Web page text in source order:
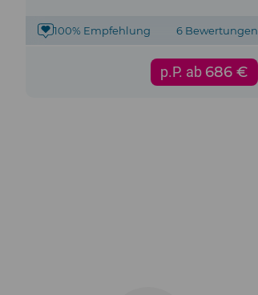
100% Empfehlung 6 Bewertungen
p.P. ab 686 €